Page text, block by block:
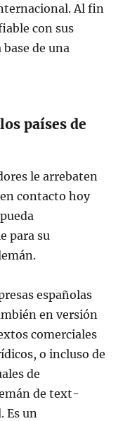
Al fin
con sus
de una
países de
le arrebaten
contacto hoy
para su
españolas
en versión
comerciales
o incluso de
de
de text-
Es un